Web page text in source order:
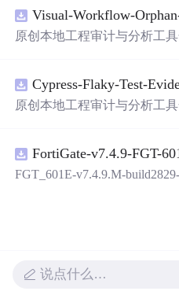
是一个非常方便和实用的工
原创本地工程审计与分析工
README、运行说明、功能
权声明。解压后进入project目
目源码、Logo、官方截图、
材。适合前端开发、AI应用
原创本地工程审计与分析工
README、运行说明、功能
权声明。解压后进入project目
FGT_601E-v7.4.9.M-
说点什么…